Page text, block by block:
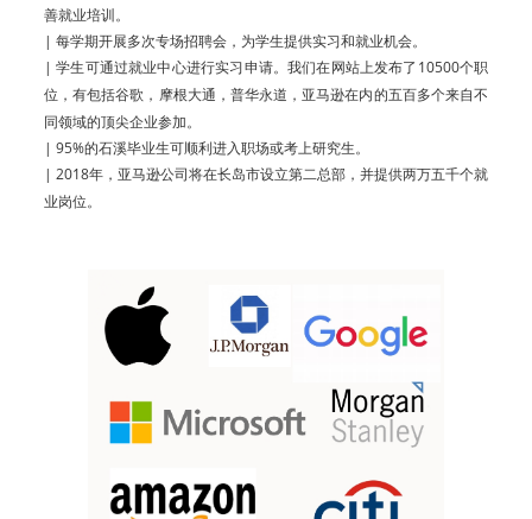
善就业培训。
| 每学期开展多次专场招聘会，为学生提供实习和就业机会。
| 学生可通过就业中心进行实习申请。我们在网站上发布了10500个职
位，有包括谷歌，摩根大通，普华永道，亚马逊在内的五百多个来自不
同领域的顶尖企业参加。
| 95%的石溪毕业生可顺利进入职场或考上研究生。
| 2018年，亚马逊公司将在长岛市设立第二总部，并提供两万五千个就
业岗位。